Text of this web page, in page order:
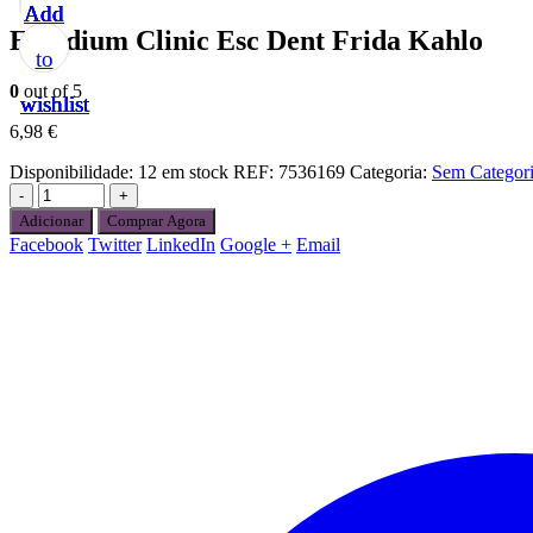
Elgydium Clinic Esc Dent Frida Kahlo
0 out of 5
6,98 €
Disponibilidade: 12 em stock REF: 7536169 Categoria: Sem
-
+
Adicionar
Comprar Agora
Facebook Twitter LinkedIn Google + Email
Add
to
wishlist
Add
to
wishlist
Add
to
wishlist
Add
to
wishlist
Add
to
wishlist